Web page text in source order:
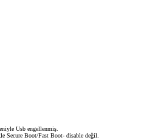
Usb engellenmiş.
Secure Boot/Fast Boot- disable değil.